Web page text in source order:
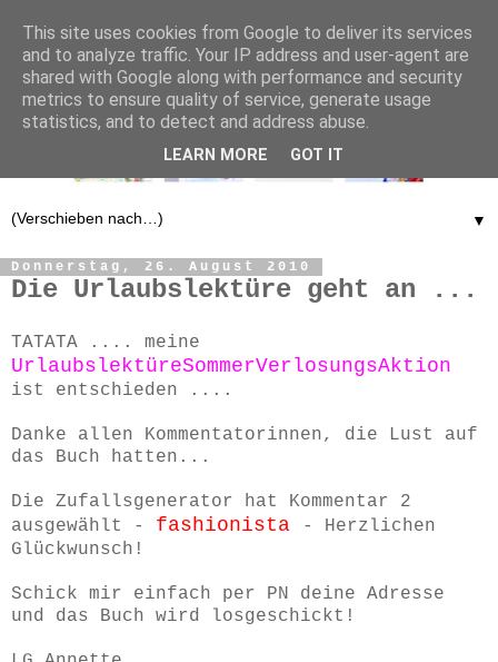
▼
Donnerstag, 26. August 2010
Die Urlaubslektüre geht an ...
TATATA .... meine
UrlaubslektüreSommerVerlosungsAktion
ist entschieden ....
Danke allen Kommentatorinnen, die Lust auf
das Buch hatten...
Die Zufallsgenerator hat Kommentar 2
ausgewählt - fashionista
- Herzlichen
Glückwunsch!
Schick mir einfach per PN deine Adresse
und das Buch wird losgeschickt!
This site uses cookies from Google to deliver its services
and to analyze traffic. Your IP address and user-agent are
shared with Google along with performance and security
metrics to ensure quality of service, generate usage
statistics, and to detect and address abuse.
LEARN MORE GOT IT